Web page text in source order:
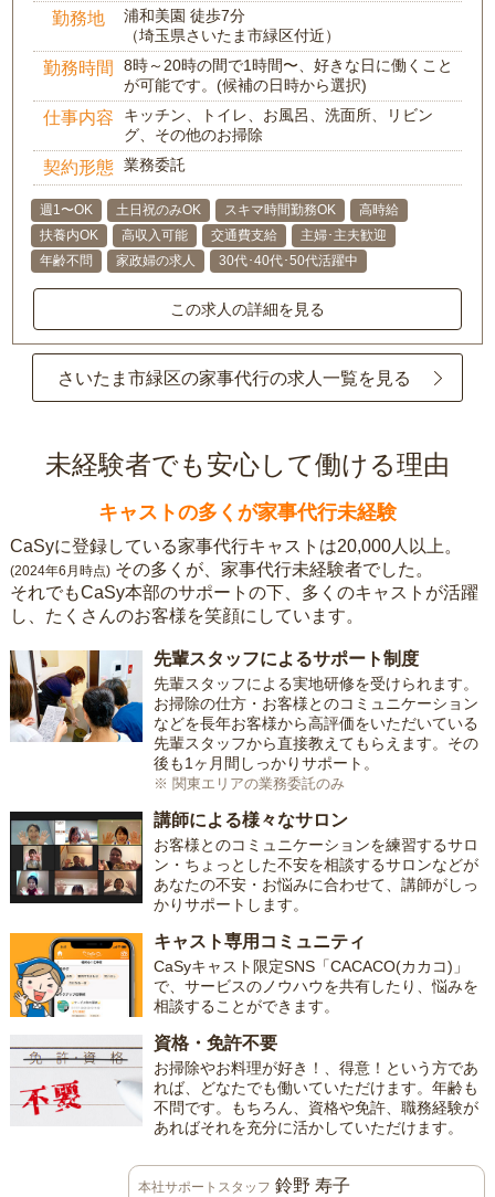
勤務地
浦和美園 徒歩7分
（埼玉県さいたま市緑区付近）
勤務時間
8時～20時の間で1時間〜、好きな日に働くこと
が可能です。(候補の日時から選択)
仕事内容
キッチン、トイレ、お風呂、洗面所、リビン
グ、その他のお掃除
契約形態 業務委託
週1〜OK 土日祝のみOK スキマ時間勤務OK
高時給
扶養内OK
高収入可能 交通費支給
主婦･主夫歓迎
年齢不問
家政婦の求人 30代･40代･50代活躍中
この求人の詳細を見る
さいたま市緑区の家事代行の求人一覧を見る
未経験者でも安心して働ける理由
キャストの多くが家事代行未経験
CaSyに登録している家事代行キャストは20,000人以上。
(2024年6月時点) その多くが、家事代行未経験者でした。
それでもCaSy本部のサポートの下、多くのキャストが活躍
し、たくさんのお客様を笑顔にしています。
先輩スタッフによるサポート制度
先輩スタッフによる実地研修を受けられます。
お掃除の仕方・お客様とのコミュニケーション
などを長年お客様から高評価をいただいている
先輩スタッフから直接教えてもらえます。その
後も1ヶ月間しっかりサポート。
※ 関東エリアの業務委託のみ
講師による様々なサロン
お客様とのコミュニケーションを練習するサロ
ン・ちょっとした不安を相談するサロンなどが
あなたの不安・お悩みに合わせて、講師がしっ
かりサポートします。
キャスト専用コミュニティ
CaSyキャスト限定SNS「CACACO(カカコ)」
で、サービスのノウハウを共有したり、悩みを
相談することができます。
資格・免許不要
お掃除やお料理が好き！、得意！という方であ
れば、どなたでも働いていただけます。年齢も
不問です。もちろん、資格や免許、職務経験が
あればそれを充分に活かしていただけます。
本社サポートスタッフ 鈴野 寿子